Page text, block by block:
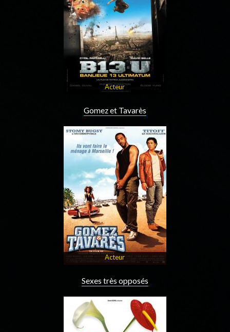
Acteur
Gomez et Tavarès
Acteur
Sexes très opposés